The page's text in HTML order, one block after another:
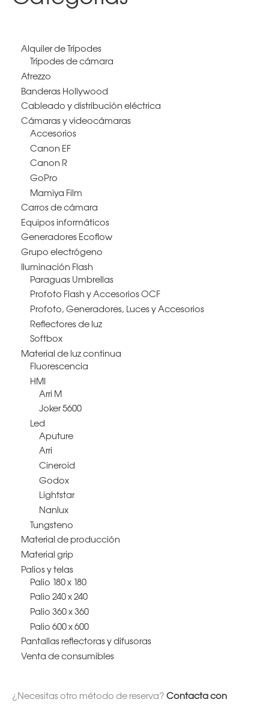
Alquiler de Trípodes
Trípodes de cámara
Atrezzo
Banderas Hollywood
Cableado y distribución eléctrica
Cámaras y videocámaras
Accesorios
Canon EF
Canon R
GoPro
Mamiya Film
Carros de cámara
Equipos informáticos
Generadores Ecoflow
Grupo electrógeno
Iluminación Flash
Paraguas Umbrellas
Profoto Flash y Accesorios OCF
Profoto, Generadores, Luces y Accesorios
Reflectores de luz
Softbox
Material de luz continua
Fluorescencia
HMI
Arri M
Joker 5600
Led
Aputure
Arri
Cineroid
Godox
Lightstar
Nanlux
Tungsteno
Material de producción
Material grip
Palios y telas
Palio 180 x 180
Palio 240 x 240
Palio 360 x 360
Palio 600 x 600
Pantallas reflectoras y difusoras
Venta de consumibles
¿Necesitas otro método de reserva? Contacta con